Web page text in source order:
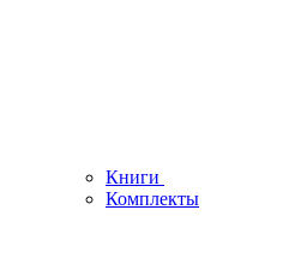
Книги
Комплекты